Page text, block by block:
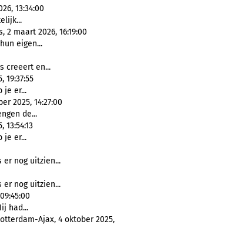
13:34:00
maart 2026, 16:19:00
eigen...
creeert en...
je er...
2025, 14:27:00
de...
je er...
er nog uitzien...
er nog uitzien...
had...
Ajax, 4 oktober 2025,